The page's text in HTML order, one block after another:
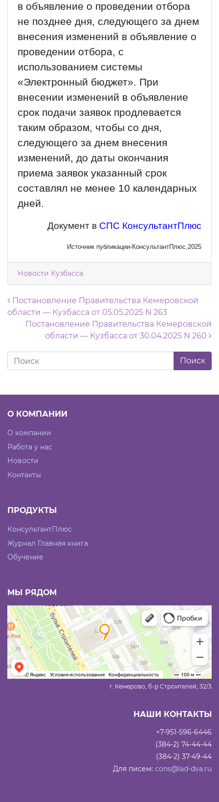
в объявление о проведении отбора
не позднее дня, следующего за днем
внесения изменений в объявление о
проведении отбора, с
использованием системы
«Электронный бюджет». При
внесении изменений в объявление
срок подачи заявок продлевается
таким образом, чтобы со дня,
следующего за днем внесения
изменений, до даты окончания
приема заявок указанный срок
составлял не менее 10 календарных
дней.
Документ в СПС КонсультантПлюс
Источник публикации-КонсультантПлюс,2025
Новости Кузбасса
Навигация по записям
Постановление Правительства Кемеровской
области — Кузбасса от 05.05.2025 N 263
Постановление Правительства Кемеровской
области — Кузбасса от 30.04.2025 N 260
О КОМПАНИИ
О компании
Работа у нас
Новости
Контакты
ПРОДУКТЫ
КонсультантПлюс
Журнал Главная книга
Обучение
МЫ РЯДОМ
г. Кемерово, б-р Строителей, 32/3
НАШИ КОНТАКТЫ
+7-951-596-6446
(384-2) 74-44-44
(384-2) 37-49-44
Для писем: cons@lad-dva.ru